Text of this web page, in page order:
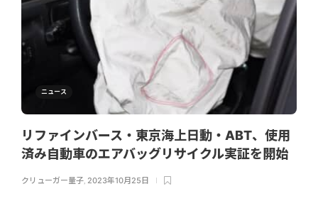
ニュース
リファインバース・東京海上日動・ABT、使用
済み自動車のエアバッグリサイクル実証を開始
クリューガー量子, 2023年10月25日